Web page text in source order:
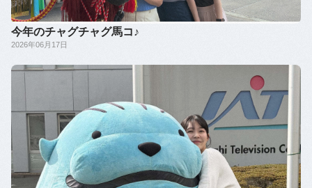
今年のチャグチャグ馬コ♪
2026年06月17日